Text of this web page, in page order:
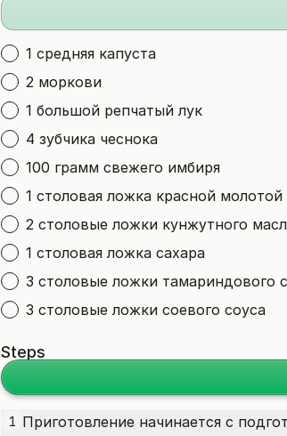
1 средняя капуста
2 моркови
1 большой репчатый лук
4 зубчика чеснока
100 грамм свежего имбиря
1 столовая ложка красной
2 столовые ложки кунжутного
1 столовая ложка сахара
3 столовые ложки тамариндового
3 столовые ложки соевого соуса
Steps
1 Приготовление начинается с